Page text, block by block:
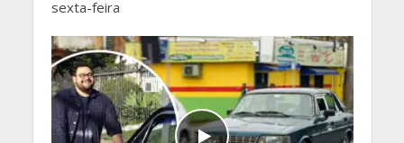
sexta-feira